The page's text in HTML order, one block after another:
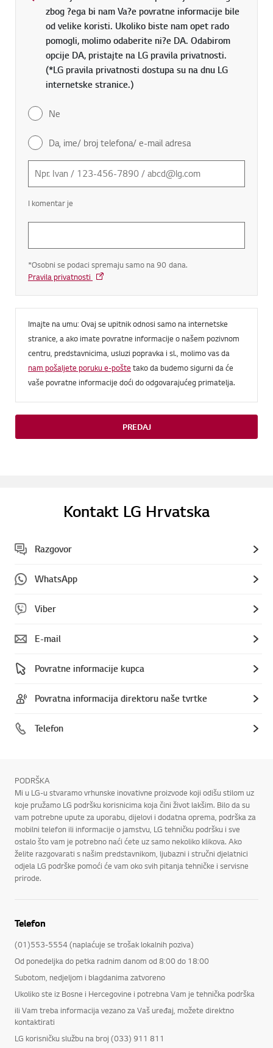
zbog ?ega bi nam Va?e povratne informacije bile
od velike koristi. Ukoliko biste nam opet rado
pomogli, molimo odaberite ni?e DA. Odabirom
opcije DA, pristajte na LG pravila privatnosti.
(*LG pravila privatnosti dostupa su na dnu LG
internetske stranice.)
Ne
Da, ime/ broj telefona/ e-mail adresa
I komentar je
*Osobni se podaci spremaju samo na 90 dana.
Pravila privatnosti
Imajte na umu: Ovaj se upitnik odnosi samo na internetske
stranice, a ako imate povratne informacije o našem pozivnom
centru, predstavnicima, usluzi popravka i sl., molimo vas da
nam pošaljete poruku e-pošte tako da budemo sigurni da će
vaše povratne informacije doći do odgovarajućeg primatelja.
PREDAJ
Kontakt LG Hrvatska
Razgovor
WhatsApp
Viber
E-mail
Povratne informacije kupca
Povratna informacija direktoru naše tvrtke
Telefon
PODRŠKA
Mi u LG-u stvaramo vrhunske inovativne proizvode koji odišu stilom uz
koje pružamo LG podršku korisnicima koja čini život lakšim. Bilo da su
vam potrebne upute za uporabu, dijelovi i dodatna oprema, podrška za
mobilni telefon ili informacije o jamstvu, LG tehničku podršku i sve
ostalo što vam je potrebno naći ćete uz samo nekoliko klikova. Ako
želite razgovarati s našim predstavnikom, ljubazni i stručni djelatnici
odjela LG podrške pomoći će vam oko svih pitanja tehničke i servisne
prirode.
Telefon
(01)553-5554 (naplaćuje se trošak lokalnih poziva)
Od ponedeljka do petka radnim danom od 8:00 do 18:00
Subotom, nedjeljom i blagdanima zatvoreno
Ukoliko ste iz Bosne i Hercegovine i potrebna Vam je tehnička podrška
ili Vam treba informacija vezano za Vaš uređaj, možete direktno
kontaktirati
LG korisničku službu na broj (033) 911 811